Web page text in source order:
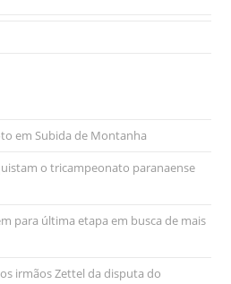
em Subida de Montanha
o tricampeonato paranaense
para última etapa em busca de mais
irmãos Zettel da disputa do